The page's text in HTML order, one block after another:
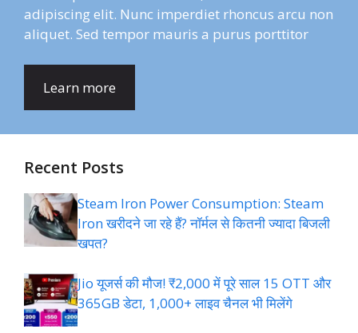
adipiscing elit. Nunc imperdiet rhoncus arcu non
aliquet. Sed tempor mauris a purus porttitor
Learn more
Recent Posts
Steam Iron Power Consumption: Steam
Iron खरीदने जा रहे हैं? नॉर्मल से कितनी ज्यादा बिजली
खपत?
Jio यूजर्स की मौज! ₹2,000 में पूरे साल 15 OTT और
365GB डेटा, 1,000+ लाइव चैनल भी मिलेंगे